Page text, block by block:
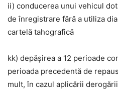
ii) conducerea unui vehicul
de înregistrare fără a utiliza
cartelă tahografică
kk) depășirea a 12 perioade
perioada precedentă de
mult, în cazul aplicării